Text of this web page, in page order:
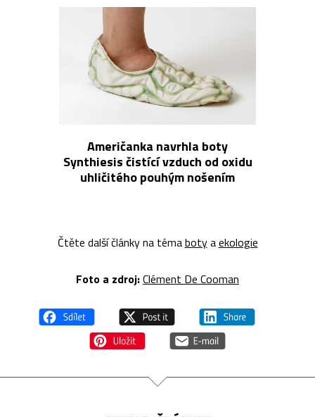
Američanka navrhla boty
Synthiesis čistící vzduch od oxidu
uhličitého pouhým nošením
Čtěte další články na témabotyaekologie
Foto a zdroj:Clément De Cooman